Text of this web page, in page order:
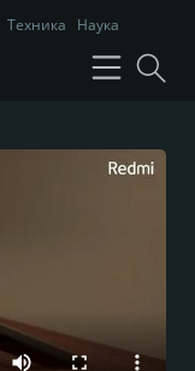
Техника Наука